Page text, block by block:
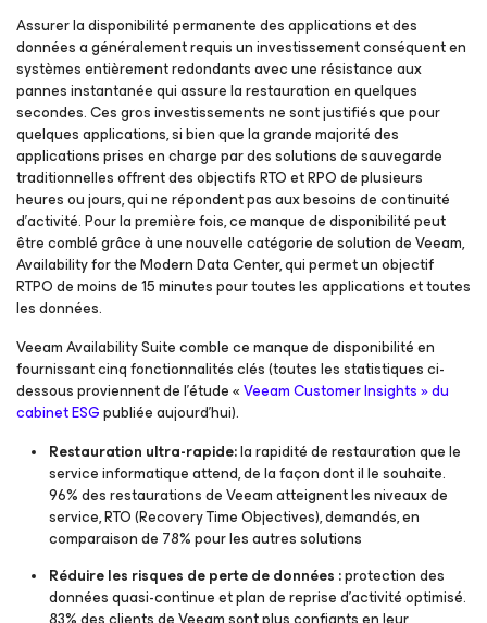
Assurer la disponibilité permanente des applications et des
données a généralement requis un investissement conséquent en
systèmes entièrement redondants avec une résistance aux
pannes instantanée qui assure la restauration en quelques
secondes. Ces gros investissements ne sont justifiés que pour
quelques applications, si bien que la grande majorité des
applications prises en charge par des solutions de sauvegarde
traditionnelles offrent des objectifs RTO et RPO de plusieurs
heures ou jours, qui ne répondent pas aux besoins de continuité
d’activité. Pour la première fois, ce manque de disponibilité peut
être comblé grâce à une nouvelle catégorie de solution de Veeam,
Availability for the Modern Data Center, qui permet un objectif
RTPO de moins de 15 minutes pour toutes les applications et toutes
les données.
Veeam Availability Suite comble ce manque de disponibilité en
fournissant cinq fonctionnalités clés (toutes les statistiques ci-
dessous proviennent de l’étude «Veeam Customer Insights » du
cabinet ESGpubliée aujourd’hui).
Restauration ultra-rapide:la rapidité de restauration que le
service informatique attend, de la façon dont il le souhaite.
96% des restaurations de Veeam atteignent les niveaux de
service, RTO (Recovery Time Objectives), demandés, en
comparaison de 78% pour les autres solutions
Réduire les risques de perte de données :protection des
données quasi-continue et plan de reprise d’activité optimisé.